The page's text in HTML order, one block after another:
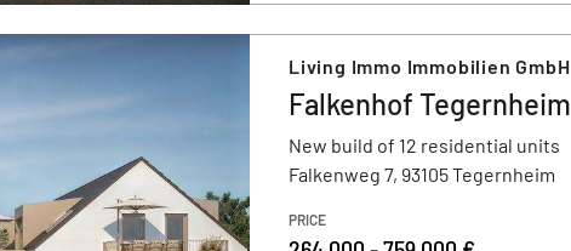
Living Immo Immobilien GmbH
Falkenhof Tegernheim
New build of 12 residential units
Falkenweg 7, 93105 Tegernheim
PRICE